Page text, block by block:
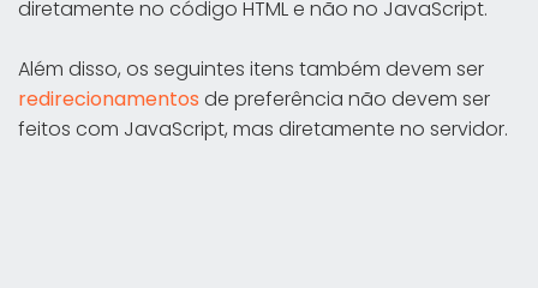
diretamente no código HTML e não no JavaScript.
Além disso, os seguintes itens também devem ser
redirecionamentos de preferência não devem ser
feitos com JavaScript, mas diretamente no servidor.